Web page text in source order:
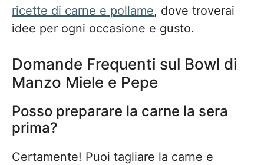
ricette di carne e pollame, dove troverai
idee per ogni occasione e gusto.
Domande Frequenti sul Bowl di
Manzo Miele e Pepe
Posso preparare la carne la sera
prima?
Certamente! Puoi tagliare la carne e